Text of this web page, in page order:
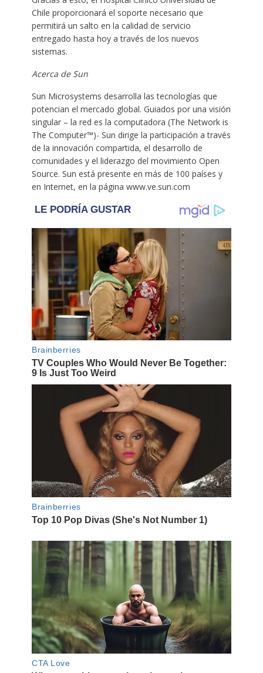
Chile proporcionará el soporte necesario que
permitirá un salto en la calidad de servicio
entregado hasta hoy a través de los nuevos
sistemas.
Acerca de Sun
Sun Microsystems desarrolla las tecnologías que
potencian el mercado global. Guiados por una visión
singular – la red es la computadora (The Network is
The Computer™)- Sun dirige la participación a través
de la innovación compartida, el desarrollo de
comunidades y el liderazgo del movimiento Open
Source. Sun está presente en más de 100 países y
en Internet, en la página www.ve.sun.com